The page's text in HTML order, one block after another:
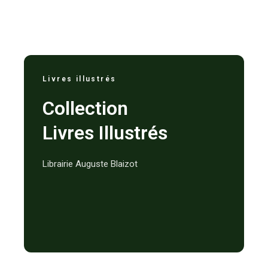
Livres illustrés
Collection
Livres Illustrés
Librairie Auguste Blaizot